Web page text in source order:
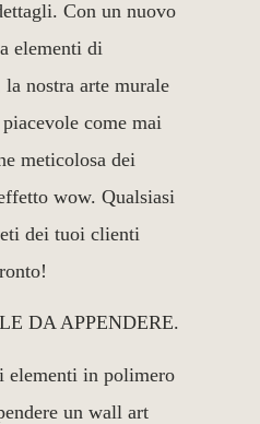
Con un nuovo
elementi di
nostra arte murale
come mai
meticolosa dei
wow. Qualsiasi
dei tuoi clienti
DA APPENDERE.
elementi in polimero
un wall art